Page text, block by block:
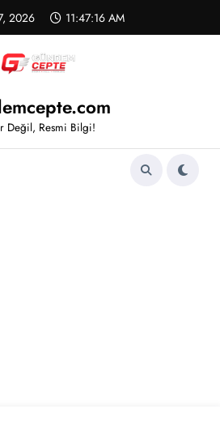
2026 11:47:16 AM
Değil, Resmi Bilgi!